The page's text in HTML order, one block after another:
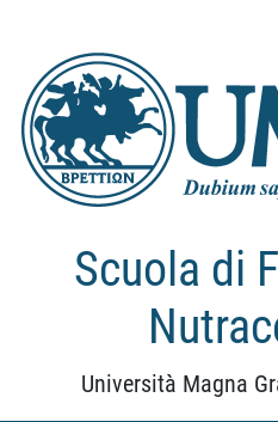
Scuola di
Università Magna